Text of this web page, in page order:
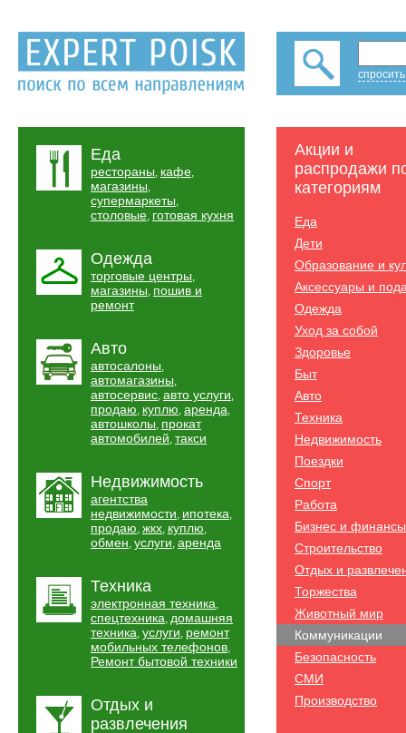
Еда
рестораны, кафе,
магазины,
супермаркеты,
столовые, готовая кухня
Одежда
торговые центры,
магазины, пошив и
ремонт
Авто
автосалоны,
автомагазины,
автосервис, авто услуги,
продаю, куплю, аренда,
автошколы, прокат
автомобилей, такси
Недвижимость
агентства
недвижимости, ипотека,
продаю, жкх, куплю,
обмен, услуги, аренда
Техника
электронная техника,
спецтехника, домашняя
техника, услуги, ремонт
мобильных телефонов,
Ремонт бытовой техники
Отдых и
развлечения
Акции и
распродажи
категориям
Еда
Дети
Образование и
Аксессуары и
Одежда
Уход за собой
Здоровье
Быт
Авто
Техника
Недвижимость
Поездки
Спорт
Работа
Бизнес и финансы
Строительство
Отдых и
Торжества
Животный мир
Коммуникации
Безопасность
СМИ
Производство